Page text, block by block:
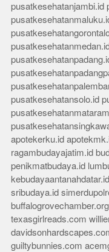
pusatkesehatanjambi.id
pusatkesehatansolo.id
apotekerku.id
ragambudayajatim.id
penikmatbudaya.id
kebudayaantanahdatar.id
sribudaya.id
buffalogrovechamber.org
texasgirlreads.com
guiltybunnies.com